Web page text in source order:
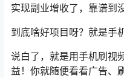
实现副业增收了，靠谱到
到底啥好项目呀？就是手
说白了，就是用手机刷视
益！你就随便看看广告、